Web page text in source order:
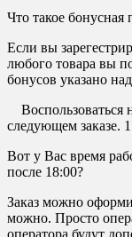
Что такое бонусная
Если вы
любого товара вы
бонусов указано
следующем заказе.
Вот у Вас время
после 18:00?
Заказ можно
можно. Просто
оператора будут